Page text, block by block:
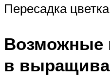
Пересадка цветка
Возможные
в